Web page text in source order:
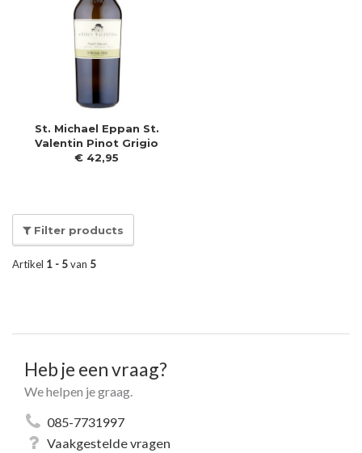
St. Michael Eppan St.
Valentin Pinot Grigio
€ 42,95
Filter products
Artikel 1 - 5van 5
Heb je een vraag?
We helpen je graag.
085-7731997
Vaakgestelde vragen